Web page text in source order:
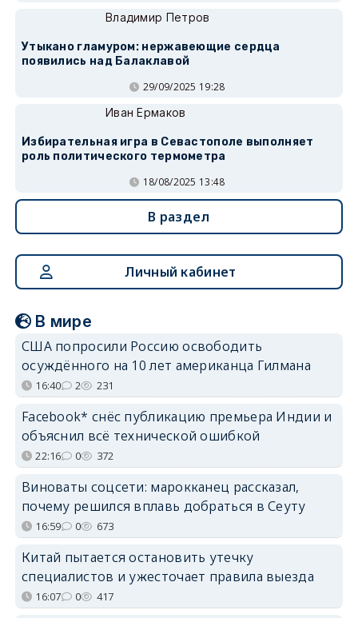
Владимир Петров
Утыкано гламуром: нержавеющие сердца
появились над Балаклавой
29/09/2025 19:28
Иван Ермаков
Избирательная игра в Севастополе выполняет
роль политического термометра
18/08/2025 13:48
В раздел
Личный кабинет
В мире
США попросили Россию освободить
осуждённого на 10 лет американца Гилмана
16:40 2 231
Facebook* снёс публикацию премьера Индии и
объяснил всё технической ошибкой
22:16 0 372
Виноваты соцсети: марокканец рассказал,
почему решился вплавь добраться в Сеуту
16:59 0 673
Китай пытается остановить утечку
специалистов и ужесточает правила выезда
16:07 0 417